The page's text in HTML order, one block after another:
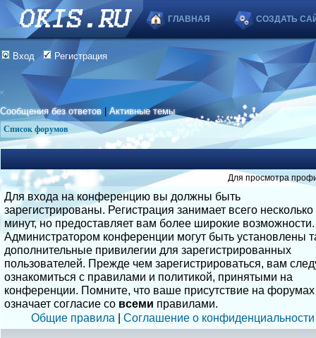
ГЛАВНАЯ СОЗДАТЬ
Вход Регистрация
Сообщения без ответов |Активные темы
Список форумов
Для просмотра
Для входа на конференцию вы должны быть
зарегистрированы. Регистрация занимает всего несколько
минут, но предоставляет вам более широкие возможности.
Администратором конференции могут быть установлены
дополнительные привилегии для зарегистрированных
пользователей. Прежде чем зарегистрироваться, вам
ознакомиться с правилами и политикой, принятыми на
конференции. Помните, что ваше присутствие на форумах
означает согласие со всеми правилами.
Общие правила | Соглашение о конфиденциальности